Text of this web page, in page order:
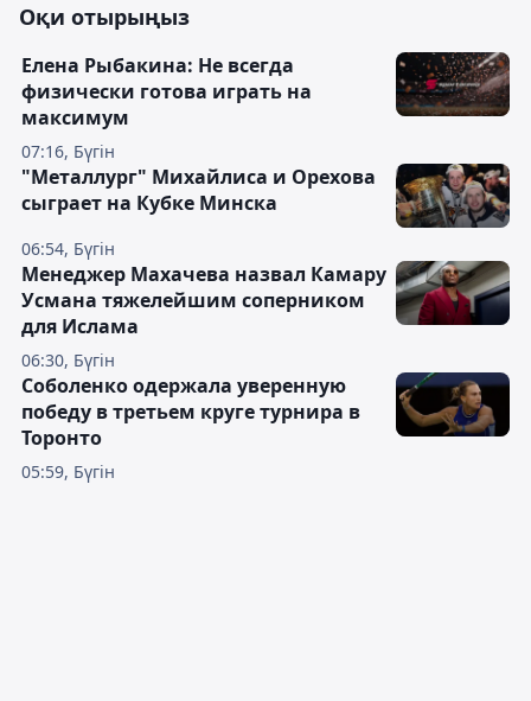
Оқи отырыңыз
07:16, Бүгін
Елена Рыбакина: Не всегда
физически готова играть на
максимум
06:54, Бүгін
"Металлург" Михайлиса и Орехова
сыграет на Кубке Минска
06:30, Бүгін
Менеджер Махачева назвал Камару
Усмана тяжелейшим соперником
для Ислама
05:59, Бүгін
Соболенко одержала уверенную
победу в третьем круге турнира в
Торонто